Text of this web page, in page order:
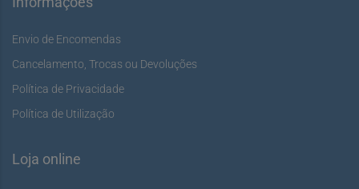
Envio de Encomendas
Cancelamento, Trocas ou Devoluções
Política de Privacidade
Política de Utilização
Loja online